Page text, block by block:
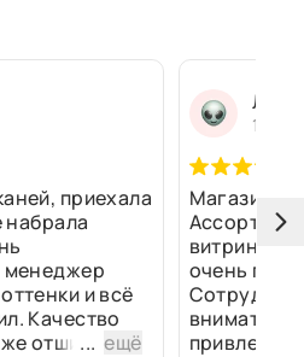
приехала
набрала
менеджер
и всё
Качество
отшили...ещё
13
Магазин
витринах
очень
привлек